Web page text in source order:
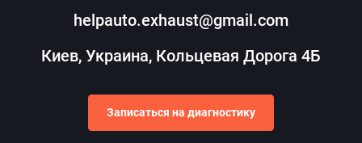
helpauto.exhaust@gmail.com
Киев, Украина, Кольцевая Дорога 4Б
Записаться на диагностику